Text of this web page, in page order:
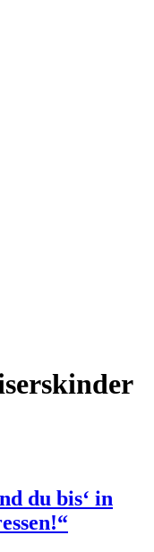
du bis‘ in